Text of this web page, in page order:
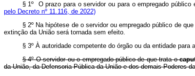
§ 1º O prazo para o servidor ou para o empregado
pelo Decreto nº 11.116, de 2022)
§ 2º Na hipótese de o servidor ou empregado público de
extinção da União será tornada sem efeito.
§ 3º À autoridade competente do órgão ou da entidade
§ 4º O servidor ou o empregado público de que trata o
da União, da Defensoria Pública da União e dos demais Poderes